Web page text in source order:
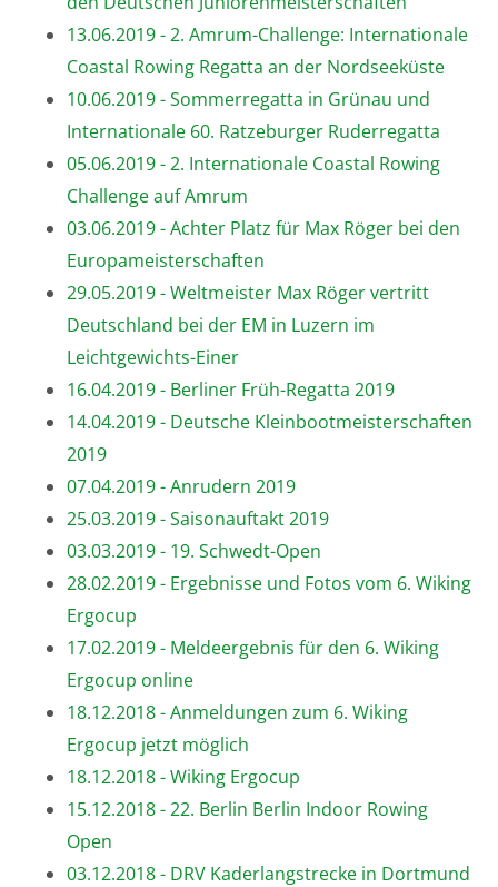
13.06.2019 - 2. Amrum-Challenge: Internationale
Coastal Rowing Regatta an der Nordseeküste
10.06.2019 - Sommerregatta in Grünau und
Internationale 60. Ratzeburger Ruderregatta
05.06.2019 - 2. Internationale Coastal Rowing
Challenge auf Amrum
03.06.2019 - Achter Platz für Max Röger bei den
Europameisterschaften
29.05.2019 - Weltmeister Max Röger vertritt
Deutschland bei der EM in Luzern im
Leichtgewichts-Einer
16.04.2019 - Berliner Früh-Regatta 2019
14.04.2019 - Deutsche Kleinbootmeisterschaften
2019
07.04.2019 - Anrudern 2019
25.03.2019 - Saisonauftakt 2019
03.03.2019 - 19. Schwedt-Open
28.02.2019 - Ergebnisse und Fotos vom 6. Wiking
Ergocup
17.02.2019 - Meldeergebnis für den 6. Wiking
Ergocup online
18.12.2018 - Anmeldungen zum 6. Wiking
Ergocup jetzt möglich
18.12.2018 - Wiking Ergocup
15.12.2018 - 22. Berlin Berlin Indoor Rowing
Open
03.12.2018 - DRV Kaderlangstrecke in Dortmund